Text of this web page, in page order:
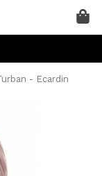
- Ecardin